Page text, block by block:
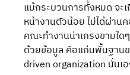
แม้กระบวนการทั้งหมด จ
หน้างานตัวน้อย ไม่ได้ผ่าน
คณะทำงานน่าเกรงขามใ
ด้วยข้อมูล คือแก่นพื้นฐาน
driven organization นั่นเ